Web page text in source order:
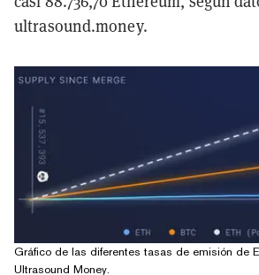
ultrasound.money.
Gráfico de las diferentes tasas de emisión de
Ultrasound Money.